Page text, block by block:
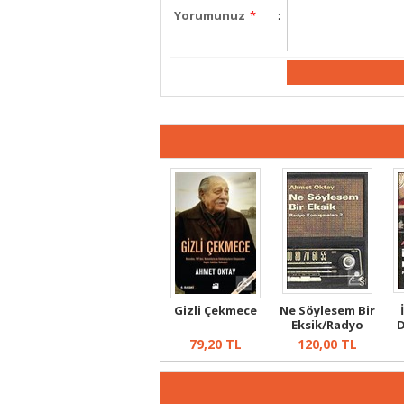
Yorumunuz * :
Gizli Çekmece
79,20TL
Ne Söylesem Bir
Eksik/Radyo
Konuşmaları ...
120,00TL